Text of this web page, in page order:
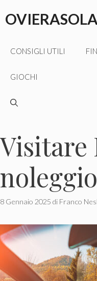
al
CONSIGLI UTILI
GIOCHI
Visitare
8 Gennaio 2025 di Franco